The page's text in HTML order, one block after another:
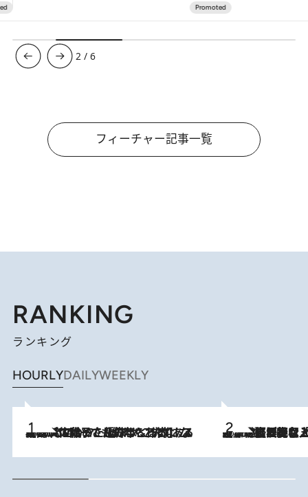
3 /6
フィーチャー記事一覧
RANKING
ランキング
HOURLYDAILYWEEKLY
2026.8.5
【阿川佐和子さんの年とる力】なぜ70代で始めた趣味は“こんなに楽しい”のか？ ピアノ、俳句…スランプに陥っても続けられる“ある秘訣”とは 2026.8.5
【なぜ吉沢亮は「気配を消せる」のか？】興行収入208億の『国宝』を経て挑むミュージカル『ディア・エヴァン・ハンセン』。トップ俳優が舞台上でさらけ出した“孤独”とは